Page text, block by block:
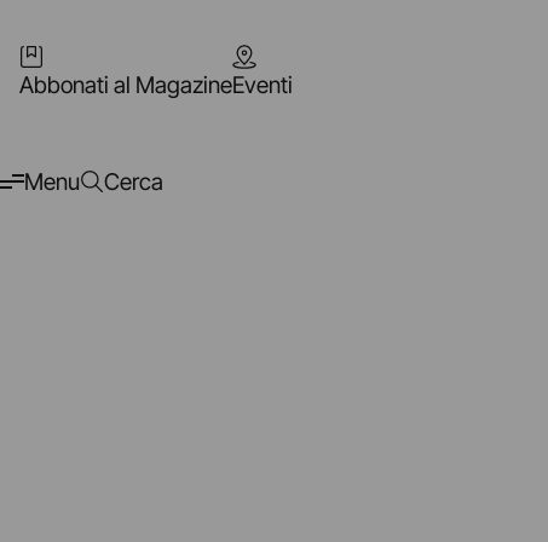
Abbonati al MagazineEventi
Menu Cerca